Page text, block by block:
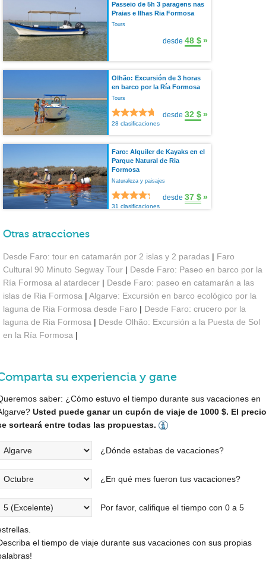
Passeio de 5h 3 paragens nas
Praias e Ilhas Ria Formosa
Tours
desde 48 $»
Olhão: Excursión de 3 horas
en barco por la Ría Formosa
Tours
28 clasificaciones
desde 32 $»
Faro: Alquiler de Kayaks en el
Parque Natural de Ria
Formosa
Naturaleza y paisajes
31 clasificaciones
desde 37 $»
Otras atracciones
Desde Faro: tour en catamarán por 2 islas y 2 paradas | Faro
Cultural 90 Minuto Segway Tour | Desde Faro: Paseo en barco por la
Ría Formosa al atardecer | Desde Faro: paseo en catamarán a las
islas de Ria Formosa | Algarve: Excursión en barco ecológico por la
laguna de Ria Formosa desde Faro | Desde Faro: crucero por la
laguna de Ria Formosa | Desde Olhão: Excursión a la Puesta de Sol
en la Ría Formosa |
su experiencia y gane
saber: ¿Cómo estuvo el tiempo durante sus vacaciones en
Usted puede ganar un cupón de viaje de 1000 $. El precio
sorteará entre todas las propuestas.
¿Dónde estabas de vacaciones?
¿En qué mes fueron tus vacaciones?
Por favor, califique el tiempo con 0 a 5
el tiempo de viaje durante sus vacaciones con sus propias